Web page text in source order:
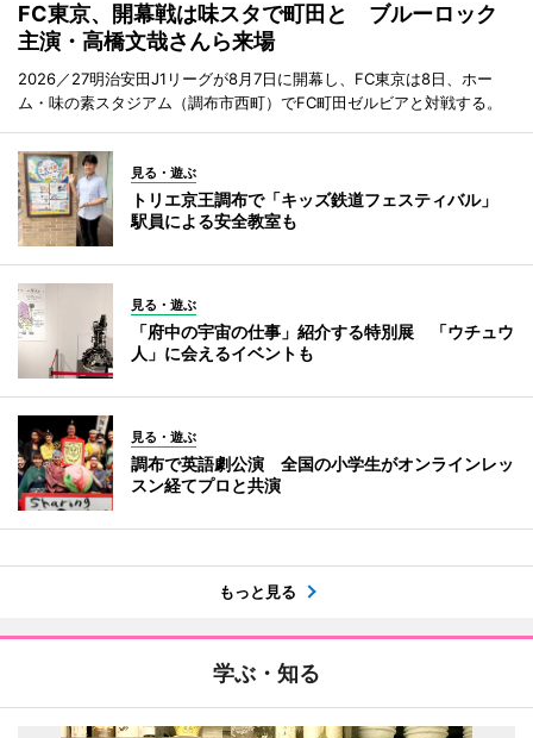
FC東京、開幕戦は味スタで町田と ブルーロック
主演・高橋文哉さんら来場
2026／27明治安田J1リーグが8月7日に開幕し、FC東京は8日、ホー
ム・味の素スタジアム（調布市西町）でFC町田ゼルビアと対戦する。
見る・遊ぶ
トリエ京王調布で「キッズ鉄道フェスティバル」
駅員による安全教室も
見る・遊ぶ
「府中の宇宙の仕事」紹介する特別展 「ウチュウ
人」に会えるイベントも
見る・遊ぶ
調布で英語劇公演 全国の小学生がオンラインレッ
スン経てプロと共演
もっと見る
学ぶ・知る